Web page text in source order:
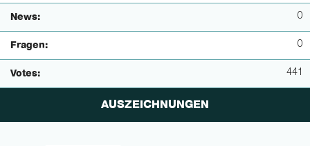
News: 0
Fragen: 0
Votes: 441
AUSZEICHNUNGEN